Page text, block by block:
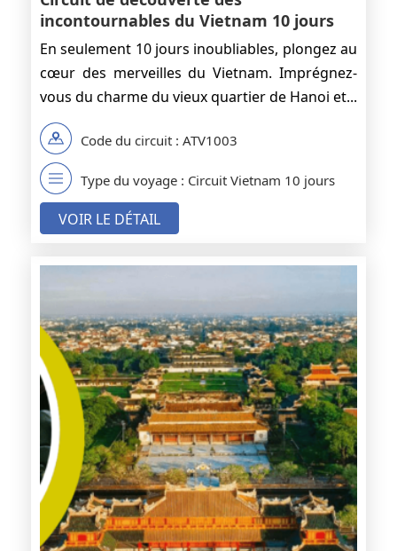
incontournables du Vietnam 10 jours
En seulement 10 jours inoubliables, plongez au
cœur des merveilles du Vietnam. Imprégnez-
vous du charme du vieux quartier de Hanoi et...
Code du circuit : ATV1003
Type du voyage : Circuit Vietnam 10 jours
VOIR LE DÉTAIL